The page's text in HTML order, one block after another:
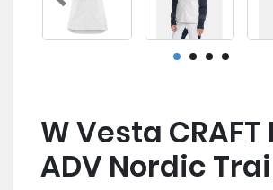
W Vesta CRAFT
ADV Nordic